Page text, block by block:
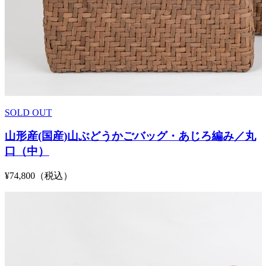
SOLD OUT
山形産(国産)山ぶどうかごバッグ・あじろ編み／丸
口（中）
¥74,800（税込）